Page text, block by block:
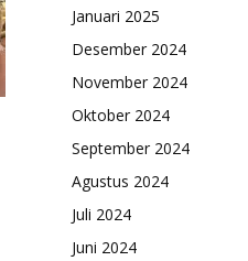
Januari 2025
Desember 2024
November 2024
Oktober 2024
September 2024
Agustus 2024
Juli 2024
Juni 2024